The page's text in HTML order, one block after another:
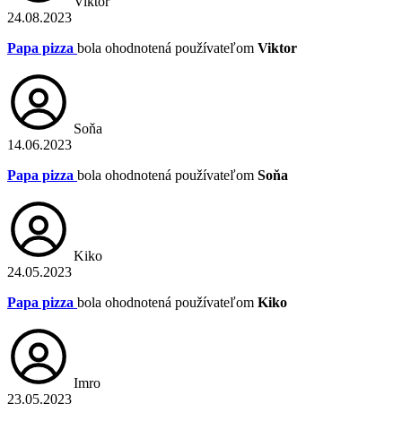
24.08.2023
Papa pizza bola ohodnotená používateľom Viktor
Soňa
14.06.2023
Papa pizza bola ohodnotená používateľom Soňa
Kiko
24.05.2023
Papa pizza bola ohodnotená používateľom Kiko
Imro
23.05.2023